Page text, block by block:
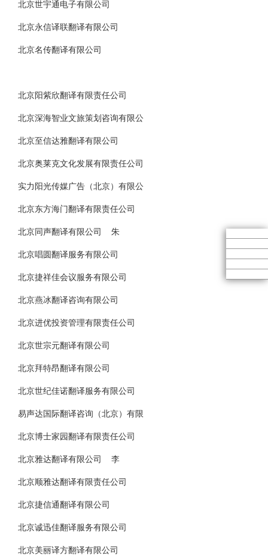
北京世宇通电子有限公司
北京永信译联翻译有限公司
北京名传翻译有限公司
北京阳紫欣翻译有限责任公司
北京深海智业文旅策划咨询有限公
北京至信达雅翻译有限公司
北京奥莱克文化发展有限责任公司
实力阳光传媒广告（北京）有限公
北京东方海门翻译有限责任公司
北京同声翻译有限公司 朱
北京唱圆翻译服务有限公司
北京捷祥佳会议服务有限公司
北京燕冰翻译咨询有限公司
北京进优投资管理有限责任公司
北京世宗元翻译有限公司
北京拜特昂翻译有限公司
北京世纪佳诺翻译服务有限公司
易声达国际翻译咨询（北京）有限
北京博士家园翻译有限责任公司
北京雅达翻译有限公司 李
北京顺雅达翻译有限责任公司
北京捷信通翻译有限公司
北京诚迅佳翻译服务有限公司
北京美丽译方翻译有限公司